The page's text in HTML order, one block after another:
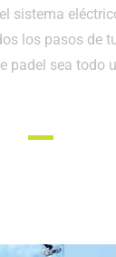
sistema
los pasos de
padel sea todo